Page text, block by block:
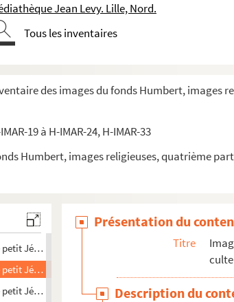
Jean Levy. Lille, Nord.
Tous les inventaires
des images du fonds Humbert, images
19 à H-IMAR-24, H-IMAR-33
Humbert, images religieuses, quatrième
du petit Jésus
du petit Jésus
du petit Jésus
petit Jésus, maître du monde
petit Jésus, maître du monde
petit Jésus, maître du monde
Jésus, maître du monde
petit Jésus, maître du monde
Jésus, maître du monde
Jésus, maître du monde
petit Jésus, maître du monde
Présentation du
Titre
Description du